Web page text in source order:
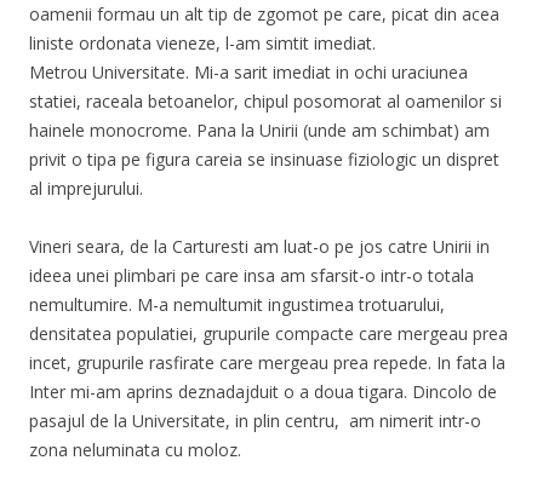
oamenii formau un alt tip de zgomot pe care, picat din acea
liniste ordonata vieneze, l-am simtit imediat.
Metrou Universitate. Mi-a sarit imediat in ochi uraciunea
statiei, raceala betoanelor, chipul posomorat al oamenilor si
hainele monocrome. Pana la Unirii (unde am schimbat) am
privit o tipa pe figura careia se insinuase fiziologic un dispret
al imprejurului.
Vineri seara, de la Carturesti am luat-o pe jos catre Unirii in
ideea unei plimbari pe care insa am sfarsit-o intr-o totala
nemultumire. M-a nemultumit ingustimea trotuarului,
densitatea populatiei, grupurile compacte care mergeau prea
incet, grupurile rasfirate care mergeau prea repede. In fata la
Inter mi-am aprins deznadajduit o a doua tigara. Dincolo de
pasajul de la Universitate, in plin centru, am nimerit intr-o
zona neluminata cu moloz.